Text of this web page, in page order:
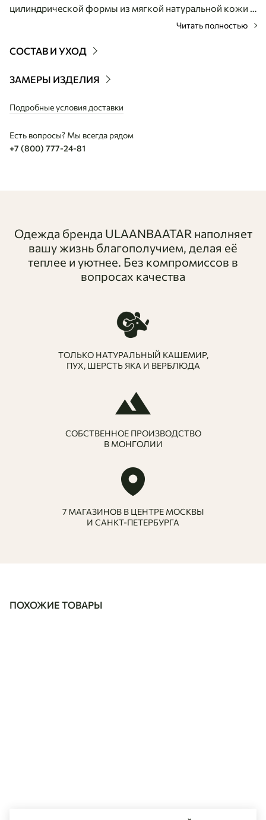
цилиндрической формы из мягкой натуральной кожи с
длинным тонким ремешком. Небольшая кожаная
самых необходимых вещей, сохраняя лёгкость и
округлую форму и делает модель особенно приятной в
повседневными образами в любое время года.
Читать полностью
СОСТАВ И УХОД
ЗАМЕРЫ ИЗДЕЛИЯ
Подробные условия доставки
Есть вопросы? Мы всегда рядом
+7 (800) 777-24-81
Одежда бренда ULAANBAATAR наполняет
вашу жизнь благополучием, делая её
теплее и уютнее. Без компромиссов в
вопросах качества
ТОЛЬКО НАТУРАЛЬНЫЙ КАШЕМИР,
ПУХ, ШЕРСТЬ ЯКА И ВЕРБЛЮДА
СОБСТВЕННОЕ ПРОИЗВОДСТВО
В МОНГОЛИИ
7 МАГАЗИНОВ В ЦЕНТРЕ МОСКВЫ
И САНКТ-ПЕТЕРБУРГА
ПОХОЖИЕ ТОВАРЫ